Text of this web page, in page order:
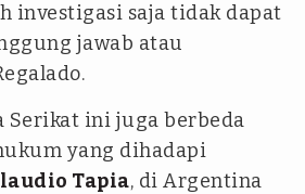
investigasi saja tidak dapat
jawab atau
Serikat ini juga berbeda
yang dihadapi
Tapia, di Argentina